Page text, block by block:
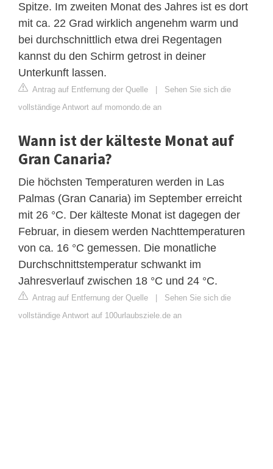
Spitze. Im zweiten Monat des Jahres ist es dort
mit ca. 22 Grad wirklich angenehm warm und
bei durchschnittlich etwa drei Regentagen
kannst du den Schirm getrost in deiner
Unterkunft lassen.
Antrag auf Entfernung der Quelle
Sehen Sie sich die
vollständige Antwort auf momondo.de an
Wann ist der kälteste Monat auf
Gran Canaria?
Die höchsten Temperaturen werden in Las
Palmas (Gran Canaria) im September erreicht
mit 26 °C. Der kälteste Monat ist dagegen der
Februar, in diesem werden Nachttemperaturen
von ca. 16 °C gemessen. Die monatliche
Durchschnittstemperatur schwankt im
Jahresverlauf zwischen 18 °C und 24 °C.
Antrag auf Entfernung der Quelle
Sehen Sie sich die
vollständige Antwort auf 100urlaubsziele.de an